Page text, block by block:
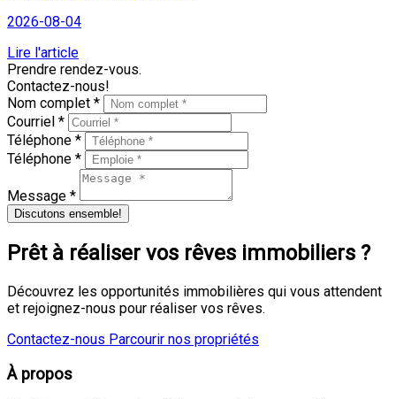
2026-08-04
Lire l'article
Prendre rendez-vous.
Contactez-nous!
Nom complet *
Courriel *
Téléphone *
Téléphone *
Message *
Discutons ensemble!
Prêt à réaliser vos rêves immobiliers ?
Découvrez les opportunités immobilières qui vous attendent
et rejoignez-nous pour réaliser vos rêves.
Contactez-nous Parcourir nos propriétés
À propos